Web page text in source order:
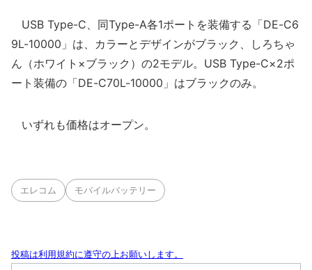
USB Type-C、同Type-A各1ポートを装備する「DE-C6
9L-10000」は、カラーとデザインがブラック、しろちゃ
ん（ホワイト×ブラック）の2モデル。USB Type-C×2ポ
ート装備の「DE-C70L-10000」はブラックのみ。
いずれも価格はオープン。
エレコム モバイルバッテリー